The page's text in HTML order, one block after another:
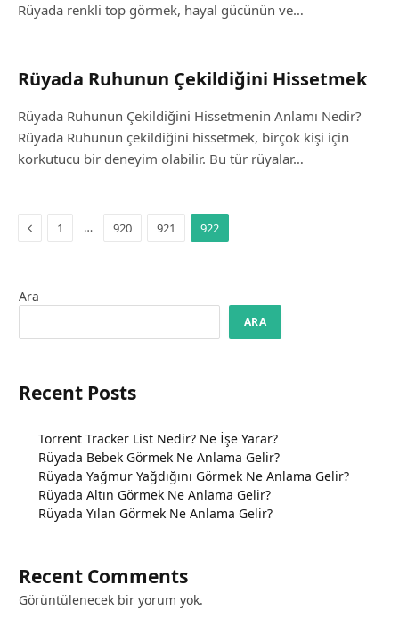
Rüyada renkli top görmek, hayal gücünün ve…
Rüyada Ruhunun Çekildiğini Hissetmek
Rüyada Ruhunun Çekildiğini Hissetmenin Anlamı Nedir?
Rüyada Ruhunun çekildiğini hissetmek, birçok kişi için
korkutucu bir deneyim olabilir. Bu tür rüyalar…
Previous
1 … 920 921 922
Ara
ARA
Recent Posts
Torrent Tracker List Nedir? Ne İşe Yarar?
Rüyada Bebek Görmek Ne Anlama Gelir?
Rüyada Yağmur Yağdığını Görmek Ne Anlama Gelir?
Rüyada Altın Görmek Ne Anlama Gelir?
Rüyada Yılan Görmek Ne Anlama Gelir?
Recent Comments
Görüntülenecek bir yorum yok.